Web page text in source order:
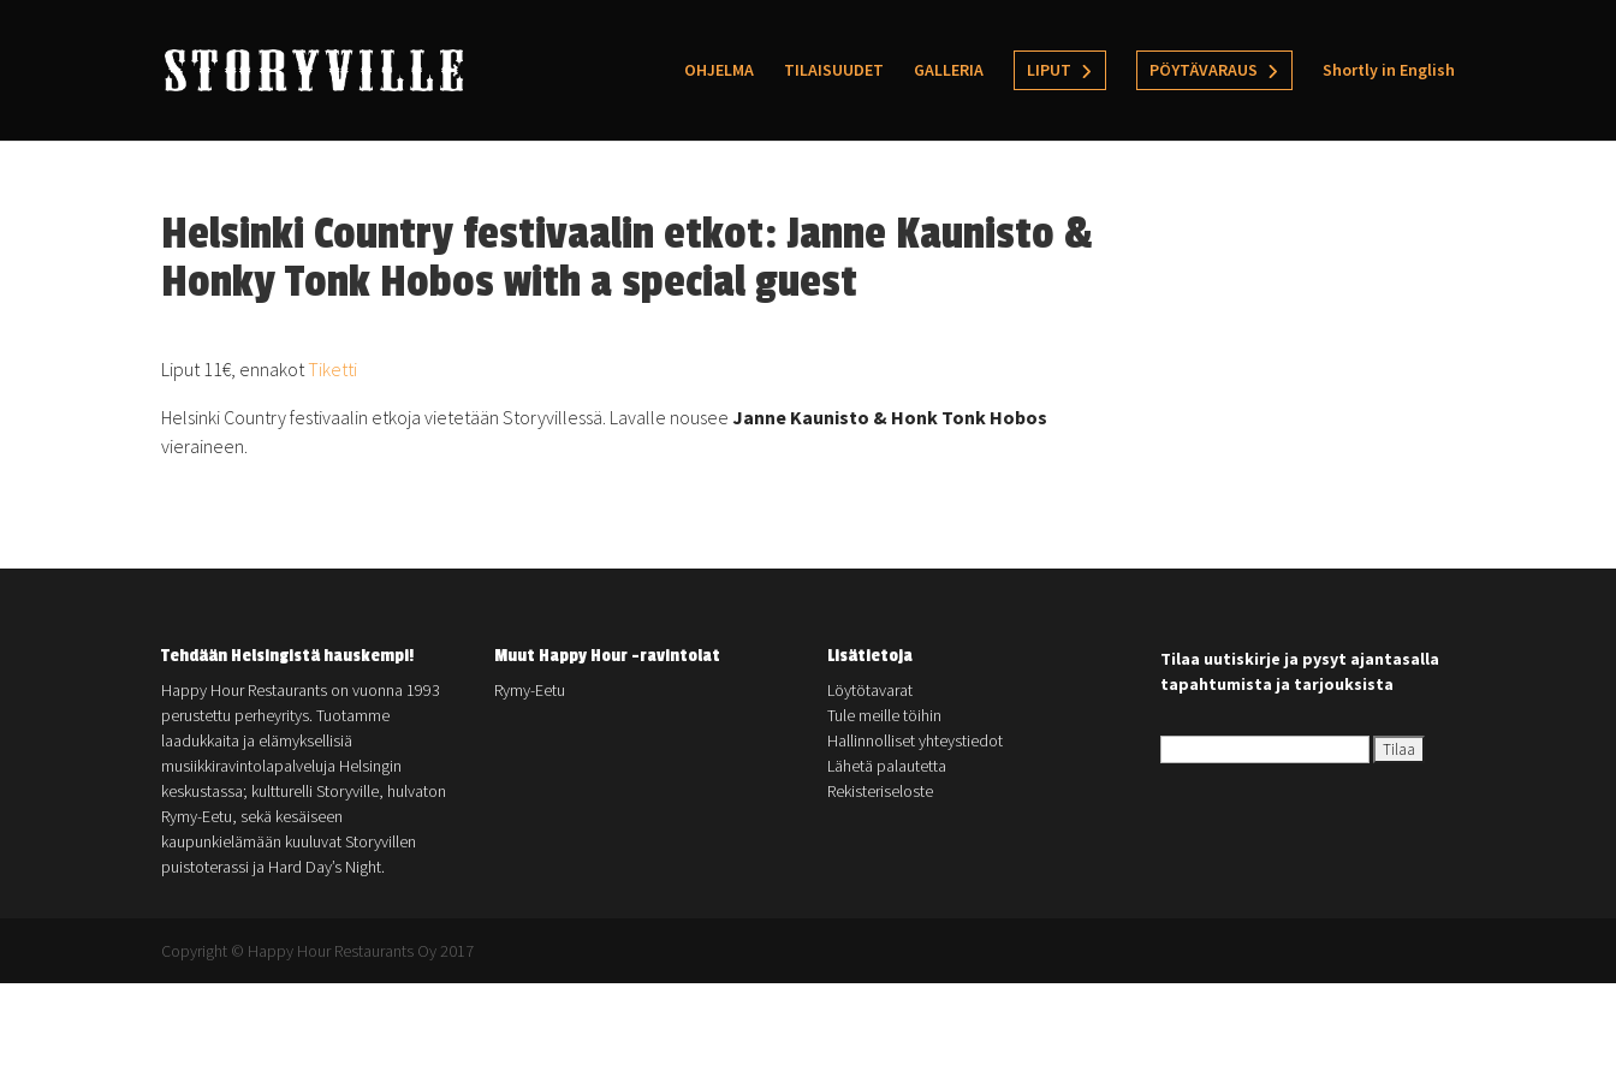
OHJELMA TILAISUUDET GALLERIA LIPUT PÖYTÄVARAUS Shortly in English
Helsinki Country festivaalin etkot: Janne Kaunisto &
Honky Tonk Hobos with a special guest
Liput 11€, ennakotTiketti
Helsinki Country festivaalin etkoja vietetään Storyvillessä. Lavalle nouseeJanne Kaunisto & Honk Tonk Hobos
vieraineen.
Tehdään Helsingistä hauskempi!
Happy Hour Restaurants on vuonna 1993
perustettu perheyritys. Tuotamme
laadukkaita ja elämyksellisiä
musiikkiravintolapalveluja Helsingin
keskustassa; kultturelli Storyville, hulvaton
Rymy-Eetu, sekä kesäiseen
kaupunkielämään kuuluvat Storyvillen
puistoterassi ja Hard Day’s Night.
Muut Happy Hour -ravintolat
Rymy-Eetu
Lisätietoja
Löytötavarat
Tule meille töihin
Hallinnolliset yhteystiedot
Lähetä palautetta
Rekisteriseloste
Tilaa uutiskirje ja pysyt ajantasalla
tapahtumista ja tarjouksista
Copyright © Happy Hour Restaurants Oy 2017